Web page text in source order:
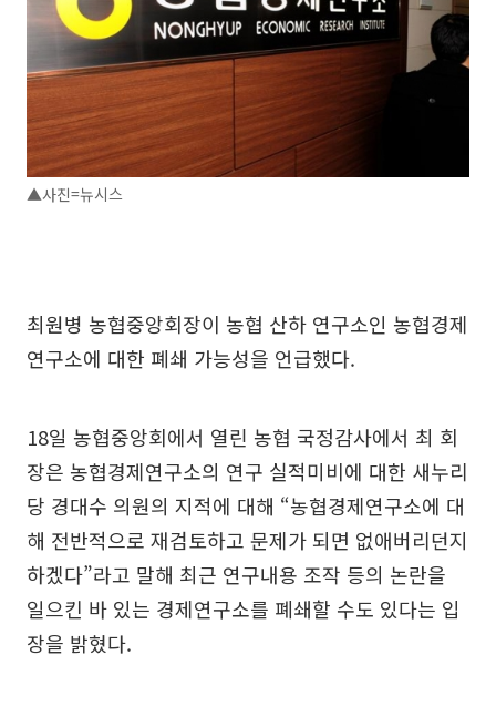
▲사진=뉴시스
최원병 농협중앙회장이 농협 산하 연구소인 농협경제
연구소에 대한 폐쇄 가능성을 언급했다.
18일 농협중앙회에서 열린 농협 국정감사에서 최 회
장은 농협경제연구소의 연구 실적미비에 대한 새누리
당 경대수 의원의 지적에 대해 “농협경제연구소에 대
해 전반적으로 재검토하고 문제가 되면 없애버리던지
하겠다”라고 말해 최근 연구내용 조작 등의 논란을
일으킨 바 있는 경제연구소를 폐쇄할 수도 있다는 입
장을 밝혔다.